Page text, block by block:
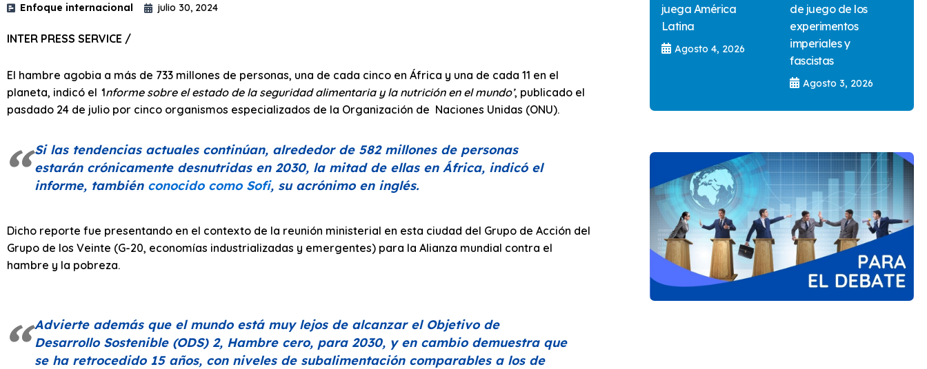
Enfoque internacional julio 30, 2024
INTER PRESS SERVICE /
El hambre agobia a más de 733 millones de personas, una de cada cinco en África y una de cada 11 en el
planeta, indicó el ‘Informe sobre el estado de la seguridad alimentaria y la nutrición en el mundo’, publicado el
pasdado 24 de julio por cinco organismos especializados de la Organización de Naciones Unidas (ONU).
Si las tendencias actuales continúan, alrededor de 582 millones de personas
estarán crónicamente desnutridas en 2030, la mitad de ellas en África, indicó el
informe, también conocido como Sofi, su acrónimo en inglés.
Dicho reporte fue presentando en el contexto de la reunión ministerial en esta ciudad del Grupo de Acción del
Grupo de los Veinte (G-20, economías industrializadas y emergentes) para la Alianza mundial contra el
hambre y la pobreza.
Advierte además que el mundo está muy lejos de alcanzar el Objetivo de
Desarrollo Sostenible (ODS) 2, Hambre cero, para 2030, y en cambio demuestra que
se ha retrocedido 15 años, con niveles de subalimentación comparables a los de
juega América
Latina
Agosto 4, 2026
de juego de los
experimentos
imperiales y
fascistas
Agosto 3, 2026